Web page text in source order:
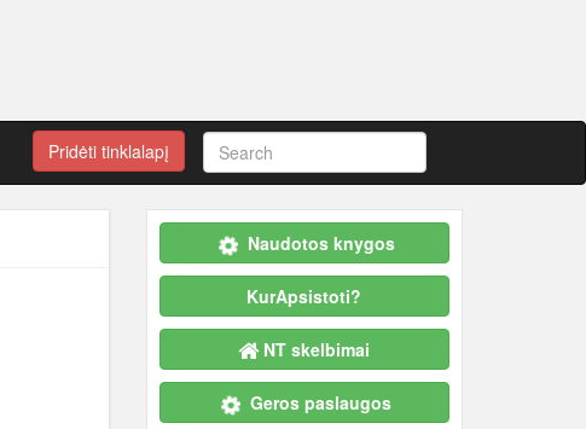
Pridėti tinklalapį
Naudotos knygos
KurApsistoti?
NT skelbimai
Geros paslaugos